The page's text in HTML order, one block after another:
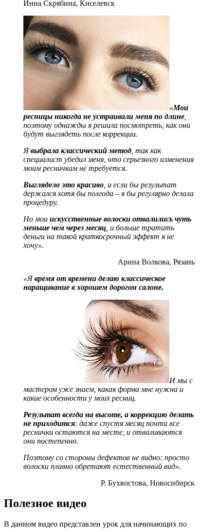
Инна Скрябина, Киселевск
«Мои
ресницы никогда не устраивали меня по длине
поэтому однажды я решила посмотреть, как они
будут выглядеть после коррекции.
Я выбрала классический метод , так как
специалист убедил меня, что серьезного изменения
моим ресничкам не требуется.
Выглядело это красиво , и если бы результат
держался хотя бы полгода – я бы регулярно делала
процедуру.
Но мои искусственные волоски отвалились чуть
меньше чем через месяц , и больше тратить
деньги на такой краткосрочный эффект я не
хочу».
Арина Волкова, Рязань
«Я время от времени делаю классическое
наращивание в хорошем дорогом салоне.
И мы с
мастером уже знаем, какая форма мне нужна и
какие особенности у моих ресниц.
Результат всегда на высоте, а коррекцию делать
не приходится: даже спустя месяц почти все
реснички остаются на месте, и отваливаются
они постепенно.
Поэтому со стороны дефектов не видно: просто
волоски плавно обретают естественный вид».
Р. Бухвостова, Новосибирск
Полезное видео
В данном видео представлен урок для начинающих по